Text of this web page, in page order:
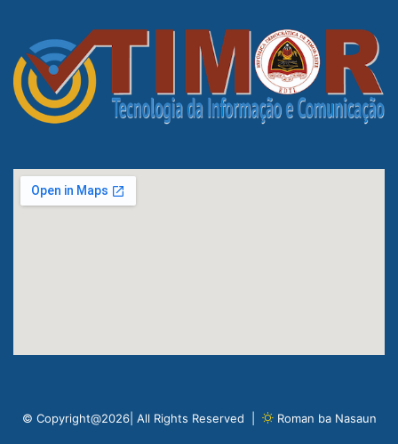
© Copyright@2026| All Rights Reserved | Roman ba Nasaun